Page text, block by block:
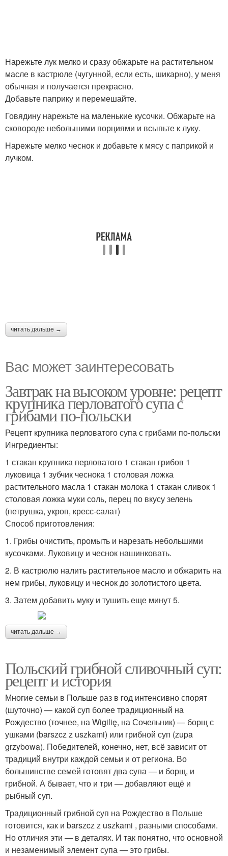
Нарежьте лук мелко и сразу обжарьте на растительном
масле в кастрюле (чугунной, если есть, шикарно), у меня
обычная и получается прекрасно.
Добавьте паприку и перемешайте.
Говядину нарежьте на маленькие кусочки. Обжарьте на
сковороде небольшими порциями и всыпьте к луку.
Нарежьте мелко чеснок и добавьте к мясу с паприкой и
лучком.
читать дальше →
Вас может заинтересовать
Завтрак на высоком уровне: рецепт
крупника перловатого супа с
грибами по-польски
Рецепт крупника перловатого супа с грибами по-польски
Ингредиенты:
1 стакан крупника перловатого 1 стакан грибов 1
луковица 1 зубчик чеснока 1 столовая ложка
растительного масла 1 стакан молока 1 стакан сливок 1
столовая ложка муки соль, перец по вкусу зелень
(петрушка, укроп, кресс-салат)
Способ приготовления:
1. Грибы очистить, промыть и нарезать небольшими
кусочками. Луковицу и чеснок нашинковать.
2. В кастрюлю налить растительное масло и обжарить на
нем грибы, луковицу и чеснок до золотистого цвета.
3. Затем добавить муку и тушить еще минут 5.
читать дальше →
Польский грибной сливочный суп:
рецепт и история
Многие семьи в Польше раз в год интенсивно спорят
(шуточно) — какой суп более традиционный на
Рождество (точнее, на Wigilię, на Сочельник) — борщ с
ушками (barszcz z uszkami) или грибной суп (zupa
grzybowa). Победителей, конечно, нет, всё зависит от
традиций внутри каждой семьи и от региона. Во
большинстве семей готовят два супа — и борщ, и
грибной. А бывает, что и три — добавляют ещё и
рыбный суп.
Традиционный грибной суп на Рождество в Польше
готовится, как и barszcz z uszkami , разными способами.
Но отличия эти — в деталях. И так понятно, что основной
и незаменимый элемент супа — это грибы.